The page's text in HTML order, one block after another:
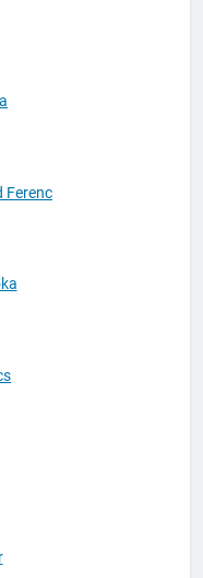
Ferenc